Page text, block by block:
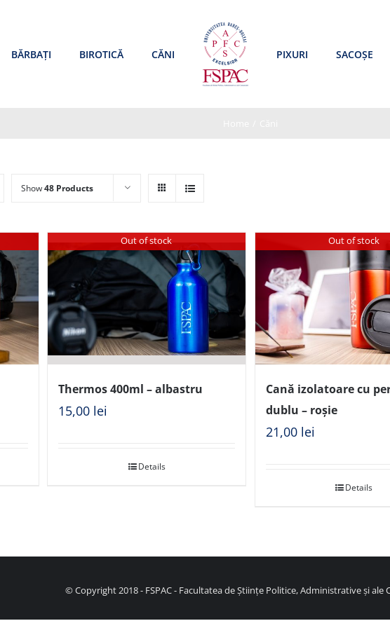
BĂRBAȚI BIROTICĂ CĂNI PIXURI SACOȘE
Show48 Products
Out of stock
Thermos 400ml – albastru
15,00 lei
Details
Out of stock
Cană izolatoare cu
dublu – roșie
21,00 lei
Details
© Copyright 2018 - FSPAC - Facultatea de Științe Politice, Administrative și ale